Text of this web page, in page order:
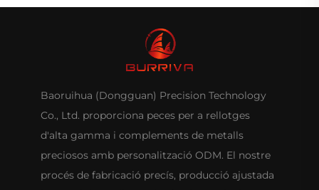
Baoruihua (Dongguan) Precision Technology
Co., Ltd. proporciona peces per a rellotges
d'alta gamma i complements de metalls
preciosos amb personalització ODM. El nostre
procés de fabricació precís, producció ajustada